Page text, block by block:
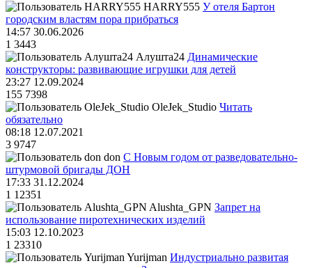
HARRY555 У отеля Бартон
городским властям пора прибраться
14:57 30.06.2026
1 3443
Алушта24 Динамические
конструкторы: развивающие игрушки для детей
23:27 12.09.2024
155 7398
OleJek_Studio Читать
обязательно
08:18 12.07.2021
3 9747
don С Новым годом от разведовательно-
штурмовой бригады ДОН
17:33 31.12.2024
1 12351
Alushta_GPN Запрет на
использование пиротехнических изделий
15:03 12.10.2023
1 23310
Yurijman Индустриально развитая